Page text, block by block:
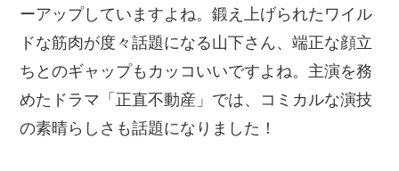
ーアップしていますよね。鍛え上げられたワイル
ドな筋肉が度々話題になる山下さん、端正な顔立
ちとのギャップもカッコいいですよね。主演を務
めたドラマ「正直不動産」では、コミカルな演技
の素晴らしさも話題になりました！